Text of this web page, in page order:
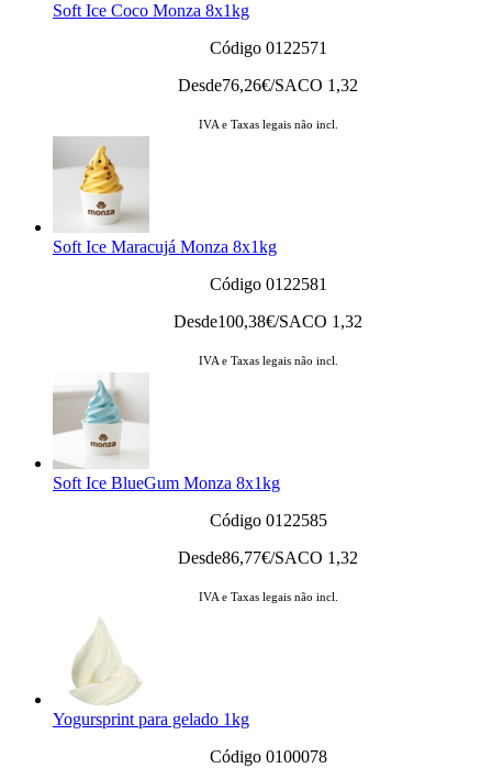
Soft Ice Coco Monza 8x1kg
Código 0122571
Desde76,26€/SACO 1,32
IVA e Taxas legais não incl.
Soft Ice Maracujá Monza 8x1kg
Código 0122581
Desde100,38€/SACO 1,32
IVA e Taxas legais não incl.
Soft Ice BlueGum Monza 8x1kg
Código 0122585
Desde86,77€/SACO 1,32
IVA e Taxas legais não incl.
Yogursprint para gelado 1kg
Código 0100078